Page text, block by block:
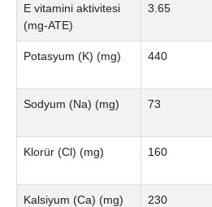
E vitamini aktivitesi
(mg-ATE)
3.65
Potasyum (K) (mg) 440
Sodyum (Na) (mg) 73
Klorür (Cl) (mg) 160
Kalsiyum (Ca) (mg) 230